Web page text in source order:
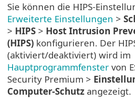
Sie können die HIPS-
Erweiterte Einstellungen >
> HIPS > Host Intrusion
(HIPS) konfigurieren. Der
(aktiviert/deaktiviert) wird im
Hauptprogrammfenster von
Security Premium >
Computer-Schutz angezeigt.